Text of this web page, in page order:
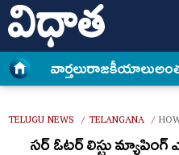
వార్త‌లురాజకీయాలు
TELUGU NEWS / TELANGANA /
సర్ ఓటర్ లిస్టు